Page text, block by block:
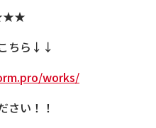
ちら↓↓
works/
さい！！